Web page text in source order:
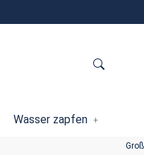
Wasser zapfen